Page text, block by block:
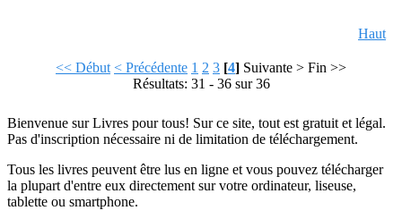
Haut
<< Début < Précédente 1 2 3 [4] Suivante > Fin >>
Résultats: 31 - 36 sur 36
Bienvenue sur Livres pour tous! Sur ce site, tout est gratuit et légal.
Pas d'inscription nécessaire ni de limitation de téléchargement.
Tous les livres peuvent être lus en ligne et vous pouvez télécharger
la plupart d'entre eux directement sur votre ordinateur, liseuse,
tablette ou smartphone.